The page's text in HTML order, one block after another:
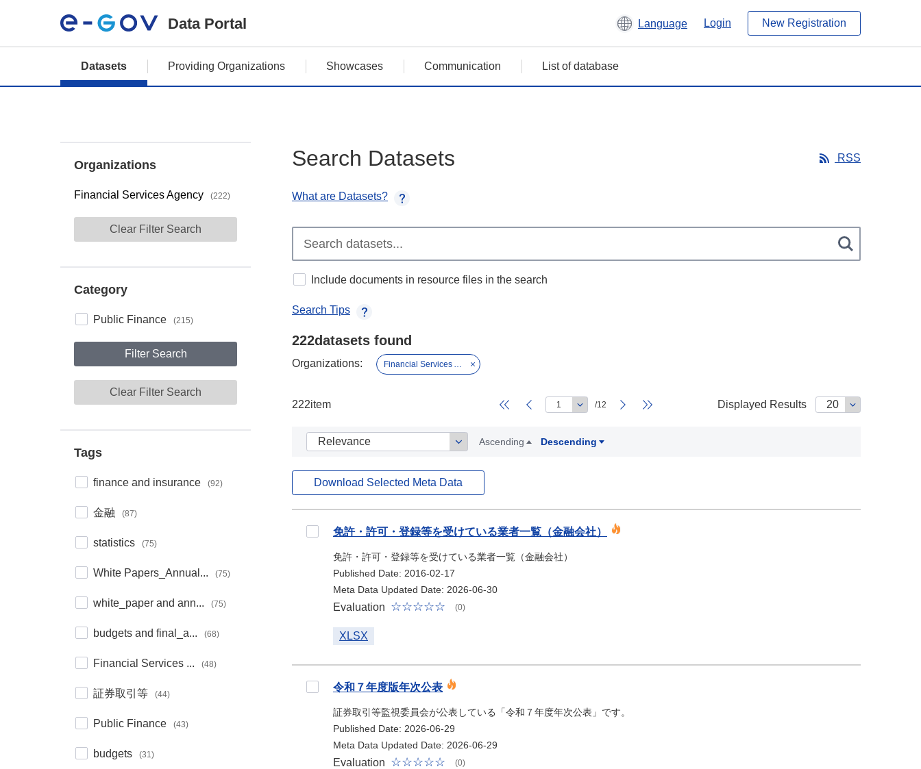
Data Portal Language Login New Registration
Datasets Providing Organizations Showcases Communication List of database
Organizations
Financial Services Agency (222)
Clear Filter Search
Category
Category
Public Finance (215)
Filter Search
Clear Filter Search
Tags
Tagsfinance and insurance (92)
金融 (87)
statistics (75)
White Papers_Annual... (75)
white_paper and ann... (75)
budgets and final_a... (68)
Financial Services ... (48)
証券取引等 (44)
Public Finance (43)
budgets (31)
Search Datasets RSS
What are Datasets?
Include documents in resource files in the search
Search Tips
222datasets found
Organizations: Financial Services Agency
222item Displayed Results
/12
Ascending Descending
Download Selected Meta Data
免許・許可・登録等を受けている業者一覧（金融会社）
免許・許可・登録等を受けている業者一覧（金融会社）
Published Date: 2016-02-17
Meta Data Updated Date: 2026-06-30
Evaluation (0)
XLSX
令和７年度版年次公表
証券取引等監視委員会が公表している「令和７年度年次公表」です。
Published Date: 2026-06-29
Meta Data Updated Date: 2026-06-29
Evaluation (0)